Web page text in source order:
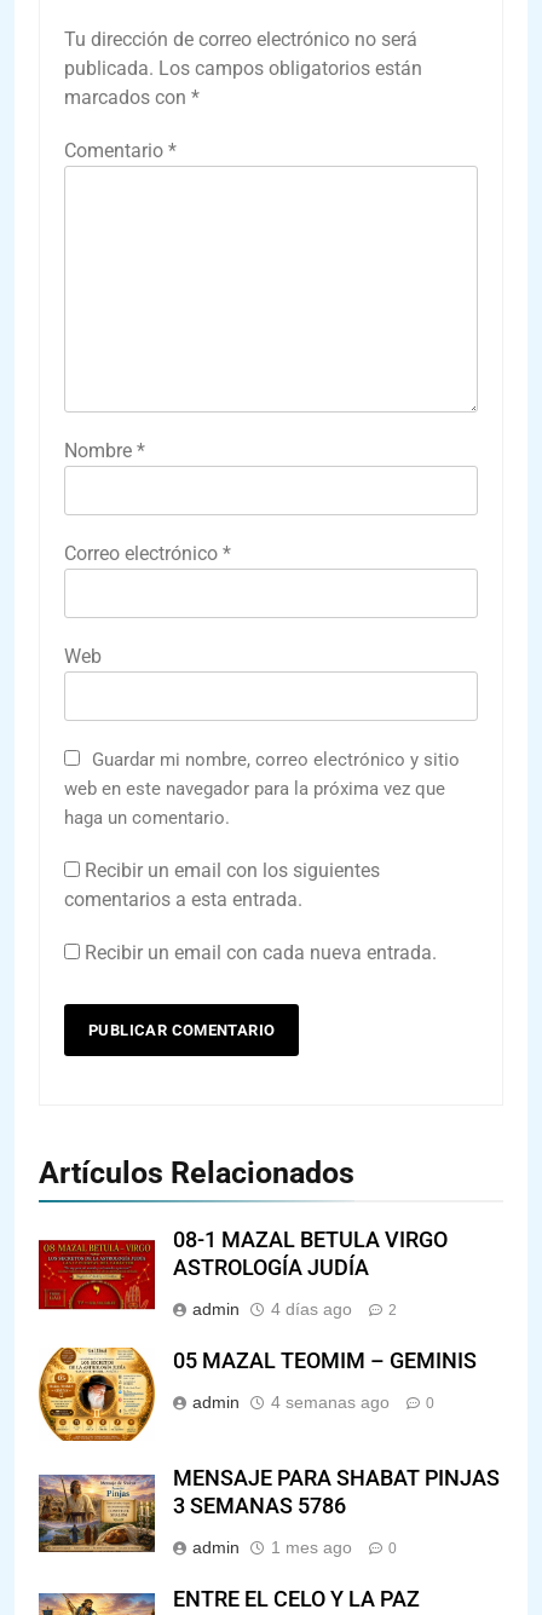
Tu dirección de correo electrónico no será
publicada. Los campos obligatorios están
marcados con *
Comentario *
Nombre *
Correo electrónico *
Web
Guardar mi nombre, correo electrónico y sitio
web en este navegador para la próxima vez que
haga un comentario.
Recibir un email con los siguientes
comentarios a esta entrada.
Recibir un email con cada nueva entrada.
Artículos Relacionados
08-1 MAZAL BETULA VIRGO
ASTROLOGÍA JUDÍA
admin 4 días ago 2
05 MAZAL TEOMIM – GEMINIS
admin 4 semanas ago 0
MENSAJE PARA SHABAT PINJAS
3 SEMANAS 5786
admin 1 mes ago 0
ENTRE EL CELO Y LA PAZ